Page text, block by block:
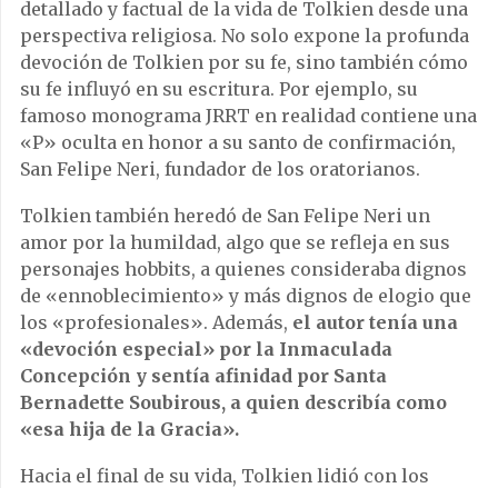
detallado y factual de la vida de Tolkien desde una
perspectiva religiosa. No solo expone la profunda
devoción de Tolkien por su fe, sino también cómo
su fe influyó en su escritura. Por ejemplo, su
famoso monograma JRRT en realidad contiene una
«P» oculta en honor a su santo de confirmación,
San Felipe Neri, fundador de los oratorianos.
Tolkien también heredó de San Felipe Neri un
amor por la humildad, algo que se refleja en sus
personajes hobbits, a quienes consideraba dignos
de «ennoblecimiento» y más dignos de elogio que
los «profesionales». Además, el autor tenía una
«devoción especial» por la Inmaculada
Concepción y sentía afinidad por Santa
Bernadette Soubirous, a quien describía como
«esa hija de la Gracia».
Hacia el final de su vida, Tolkien lidió con los